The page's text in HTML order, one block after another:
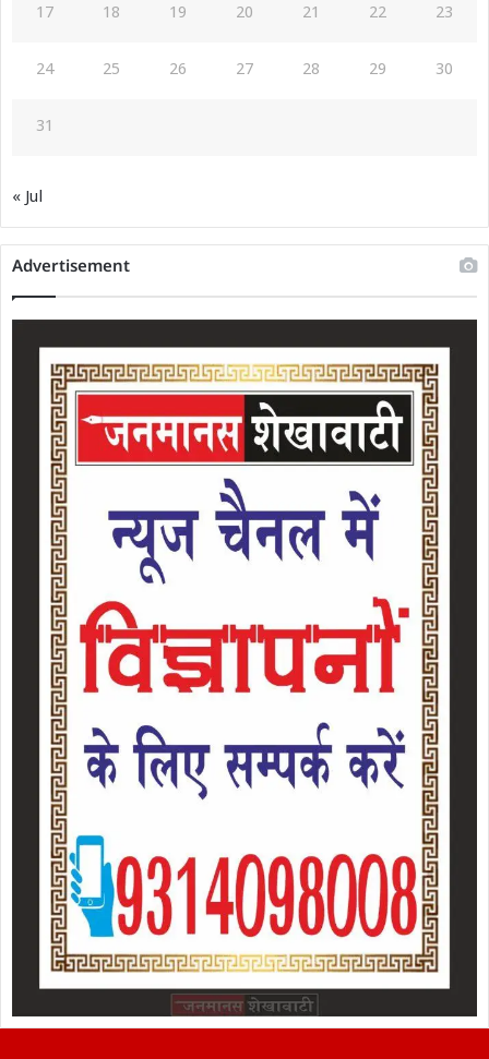
17 18 19 20 21 22 23
24 25 26 27 28 29 30
31
« Jul
Advertisement